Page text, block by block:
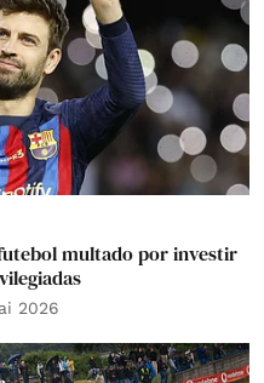
multado por investir
2026